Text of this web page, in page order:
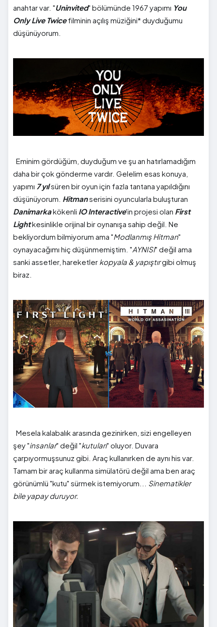
anahtar var. "Uninvited" bölümünde 1967 yapımı You
Only Live Twicefilminin açılış müziğini* duyduğumu
düşünüyorum.
Eminim gördüğüm, duyduğum ve şu an hatırlamadığım
daha bir çok gönderme vardır. Gelelim esas konuya,
yapımı 7 yılsüren bir oyun için fazla tantana yapıldığını
düşünüyorum. Hitmanserisini oyuncularla buluşturan
Danimarkakökenli IO Interactive'in projesi olan First
Lightkesinlikle orijinal bir oynanışa sahip değil. Ne
bekliyordum bilmiyorum ama "Modlanmış Hitman"
oynayacağımı hiç düşünmemiştim. "AYNISI" değil ama
sanki assetler, hareketler kopyala & yapıştırgibi olmuş
biraz.
Mesela kalabalık arasında gezinirken, sizi engelleyen
şey "insanlar" değil "kutuları" oluyor. Duvara
çarpıyormuşsunuz gibi. Araç kullanırken de aynı his var.
Tamam bir araç kullanma simülatörü değil ama ben araç
görünümlü "kutu" sürmek istemiyorum... Sinematikler
bile yapay duruyor.